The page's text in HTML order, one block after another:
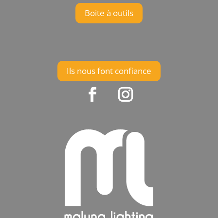
Boite à outils
Ils nous font confiance